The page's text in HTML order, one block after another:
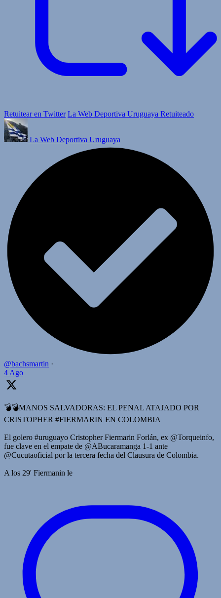
Retuitear en Twitter La Web Deportiva Uruguaya Retuiteado
La Web Deportiva Uruguaya
@bachsmartin ·
4 Ago
💣💣MANOS SALVADORAS: EL PENAL ATAJADO POR
CRISTOPHER #FIERMARIN EN COLOMBIA
El golero #uruguayo Cristopher Fiermarin Forlán, ex @Torqueinfo,
fue clave en el empate de @ABucaramanga 1-1 ante
@Cucutaoficial por la tercera fecha del Clausura de Colombia.
A los 29' Fiermanin le